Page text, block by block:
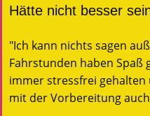
Hätte nicht besser
"Ich kann nichts sagen
Fahrstunden haben Spaß
immer stressfrei
mit der Vorbereitung